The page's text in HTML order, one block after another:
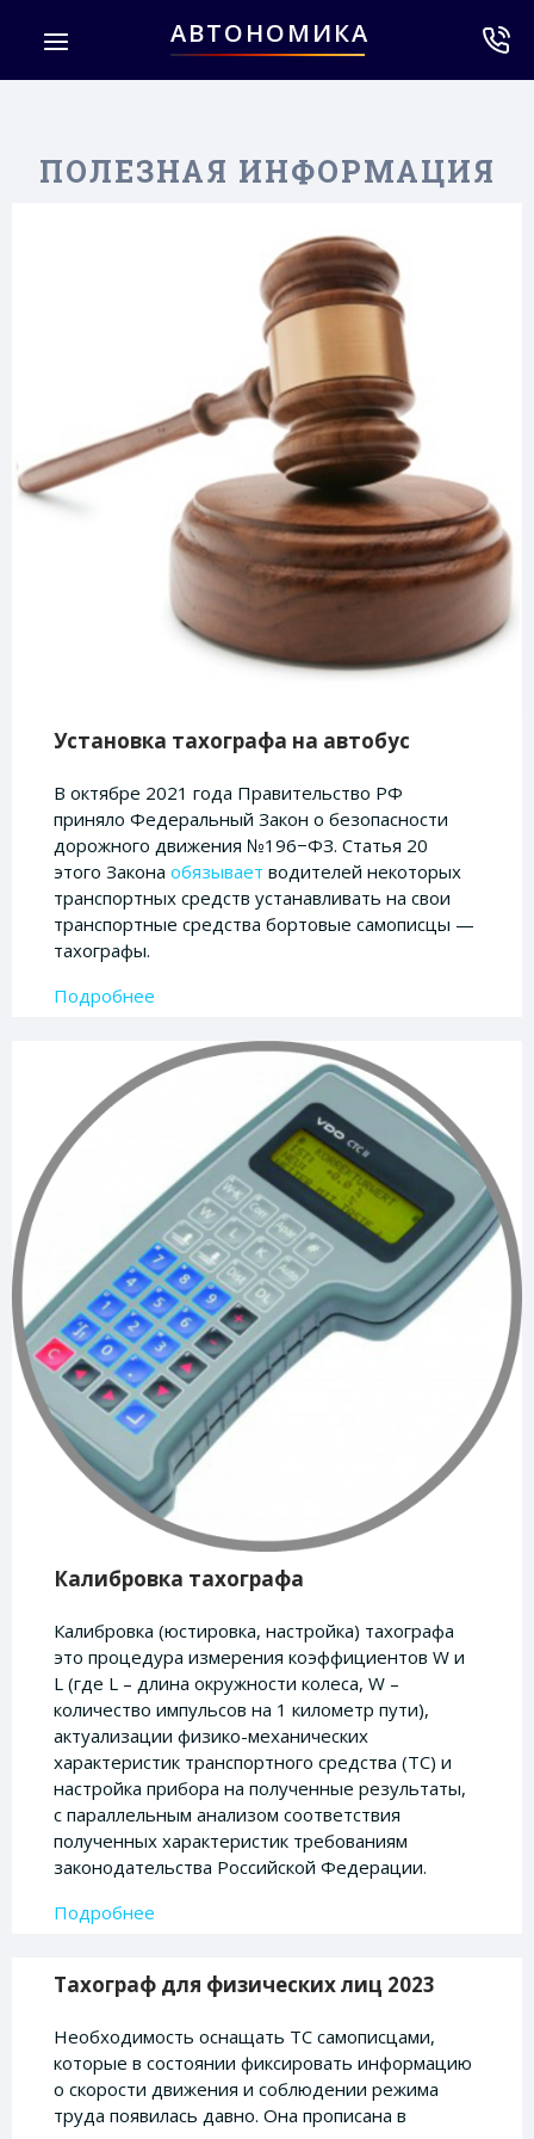
АВТОНОМИКА
ПОЛЕЗНАЯ ИНФОРМАЦИЯ
Установка тахографа на автобус
В октябре 2021 года Правительство РФ
приняло Федеральный Закон о безопасности
дорожного движения №196−ФЗ. Статья 20
этого Закона обязывает водителей некоторых
транспортных средств устанавливать на свои
транспортные средства бортовые самописцы —
тахографы.
Подробнее
Калибровка тахографа
Калибровка (юстировка, настройка) тахографа
это процедура измерения коэффициентов W и
L (где L – длина окружности колеса, W –
количество импульсов на 1 километр пути),
актуализации физико-механических
характеристик транспортного средства (ТС) и
настройка прибора на полученные результаты,
с параллельным анализом соответствия
полученных характеристик требованиям
законодательства Российской Федерации.
Подробнее
Тахограф для физических лиц 2023
Необходимость оснащать ТС самописцами,
которые в состоянии фиксировать информацию
о скорости движения и соблюдении режима
труда появилась давно. Она прописана в